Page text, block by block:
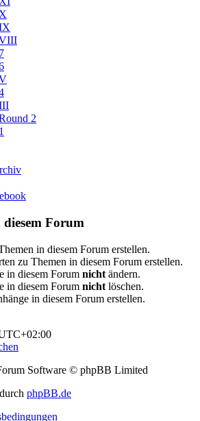
2
Forum
in diesem Forum erstellen.
zu Themen in diesem Forum erstellen.
in diesem Forum nicht ändern.
in diesem Forum nicht löschen.
in diesem Forum erstellen.
Software © phpBB Limited
phpBB.de